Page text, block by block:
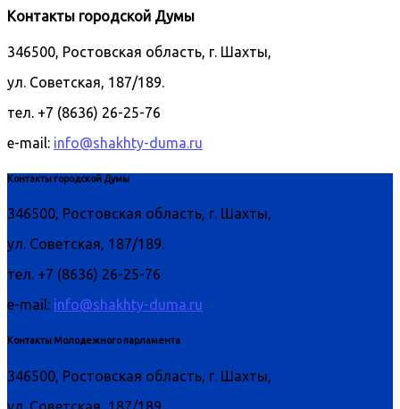
Контакты городской Думы
346500, Ростовская область, г. Шахты,
ул. Советская, 187/189.
тел. +7 (8636) 26-25-76
e-mail: info@shakhty-duma.ru
Контакты городской Думы
346500, Ростовская область, г. Шахты,
ул. Советская, 187/189.
тел. +7 (8636) 26-25-76
e-mail: info@shakhty-duma.ru
Контакты Молодежного парламента
346500, Ростовская область, г. Шахты,